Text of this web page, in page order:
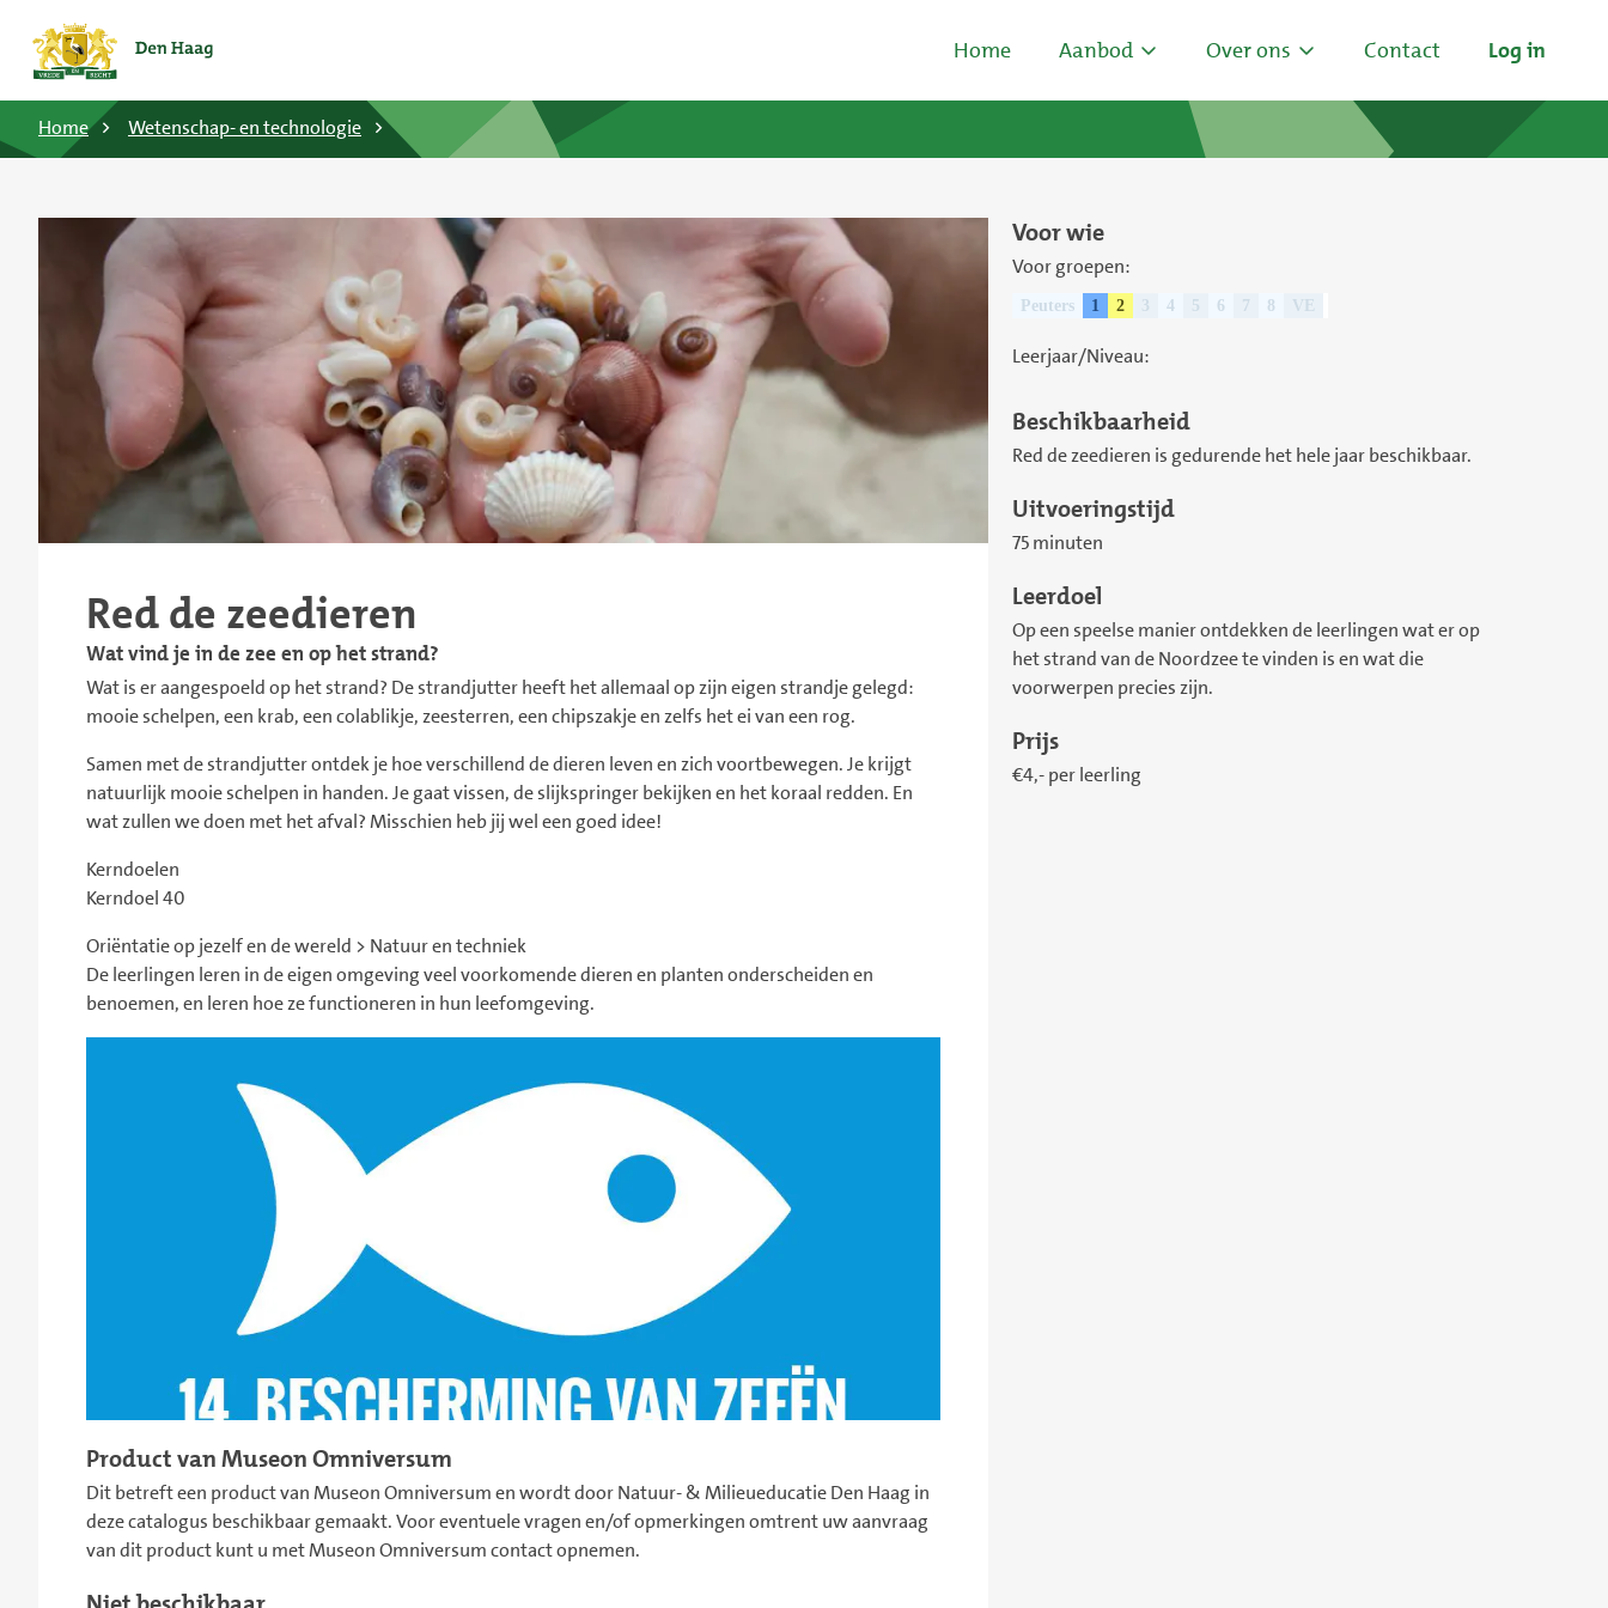
Home Aanbod Over ons Contact Log in
Home Wetenschap- en technologie
Red de zeedieren
Wat vind je in de zee en op het strand?
Wat is er aangespoeld op het strand? De strandjutter heeft het allemaal op zijn eigen strandje gelegd:
mooie schelpen, een krab, een colablikje, zeesterren, een chipszakje en zelfs het ei van een rog.
Samen met de strandjutter ontdek je hoe verschillend de dieren leven en zich voortbewegen. Je krijgt
natuurlijk mooie schelpen in handen. Je gaat vissen, de slijkspringer bekijken en het koraal redden. En
wat zullen we doen met het afval? Misschien heb jij wel een goed idee!
Kerndoelen
Kerndoel 40
Oriëntatie op jezelf en de wereld > Natuur en techniek
De leerlingen leren in de eigen omgeving veel voorkomende dieren en planten onderscheiden en
benoemen, en leren hoe ze functioneren in hun leefomgeving.
Product van Museon Omniversum
Dit betreft een product van Museon Omniversum en wordt door Natuur- & Milieueducatie Den Haag in
deze catalogus beschikbaar gemaakt. Voor eventuele vragen en/of opmerkingen omtrent uw aanvraag
van dit product kunt u met Museon Omniversum contact opnemen.
Voor wie
Voor groepen:
Peuters 1 2 3 4 5 6 7 8 VE
Leerjaar/Niveau:
Beschikbaarheid
Red de zeedieren is gedurende het hele jaar beschikbaar.
Uitvoeringstijd
75 minuten
Leerdoel
Op een speelse manier ontdekken de leerlingen wat er op
het strand van de Noordzee te vinden is en wat die
voorwerpen precies zijn.
Prijs
€4,- per leerling